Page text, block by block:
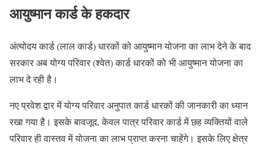
आयुष्मान कार्ड के हकदार
अंत्योदय कार्ड (लाल कार्ड) धारकों को आयुष्मान योजना का लाभ देने के बाद
सरकार अब योग्य परिवार (श्वेत) कार्ड धारकों को भी आयुष्मान योजना का
लाभ दे रही है।
नए प्रवेश द्वार में योग्य परिवार अनुपात कार्ड धारकों की जानकारी का ध्यान
रखा गया है। इसके बावजूद, केवल पात्र परिवार कार्ड में छह व्यक्तियों वाले
परिवार ही वास्तव में योजना का लाभ प्राप्त करना चाहेंगे। इसके लिए क्षेत्र